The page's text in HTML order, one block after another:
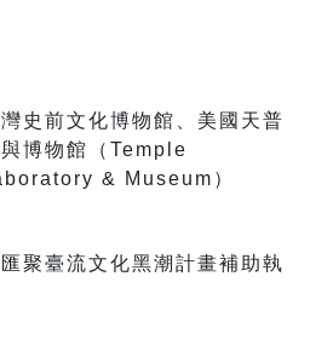
史前文化博物館、美國天普
博物館（Temple
& Museum）
聚臺流文化黑潮計畫補助執